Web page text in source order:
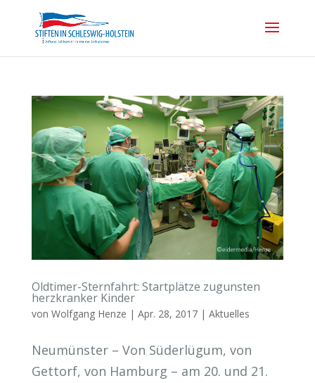
Oldtimer-Sternfahrt: Startplätze zugunsten
herzkranker Kinder
von Wolfgang Henze | Apr. 28, 2017| Aktuelles
Neumünster – Von Süderlügum, von
Gettorf, von Hamburg – am 20. und 21.